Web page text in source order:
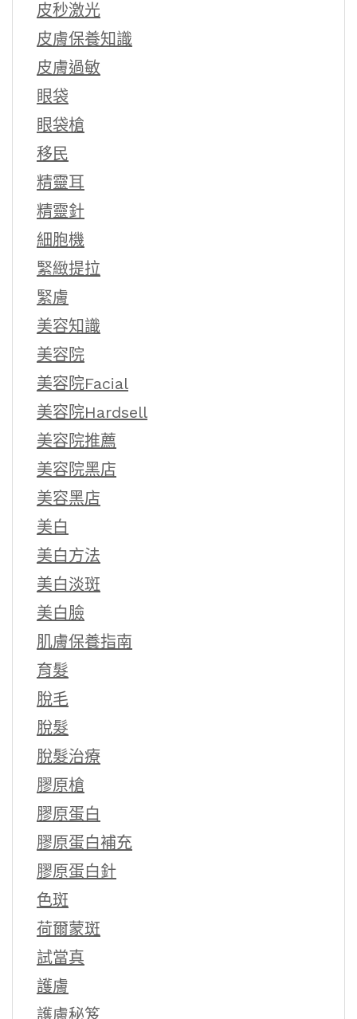
皮秒激光
皮膚保養知識
皮膚過敏
眼袋
眼袋槍
移民
精靈耳
精靈針
細胞機
緊緻提拉
緊膚
美容知識
美容院
美容院Facial
美容院Hardsell
美容院推薦
美容院黑店
美容黑店
美白
美白方法
美白淡斑
美白臉
肌膚保養指南
育髮
脫毛
脫髮
脫髮治療
膠原槍
膠原蛋白
膠原蛋白補充
膠原蛋白針
色斑
荷爾蒙斑
試當真
護膚